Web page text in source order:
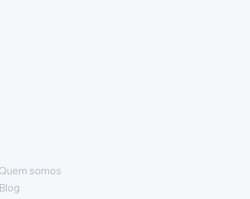
Quem somos
Blog